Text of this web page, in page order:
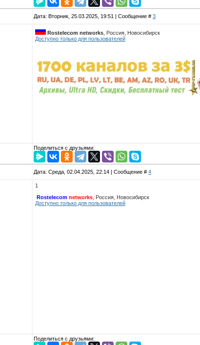
Дата: Вторник, 25.03.2025, 19:51 | Сообщение # 3
Rostelecom networks , Россия, Новосибирск
Доступно только для пользователей
Поделиться с друзьями:
Дата: Среда, 02.04.2025, 22:14 | Сообщение # 4
1
Rostelecom networks , Россия, Новосибирск
Доступно только для пользователей
Поделиться с друзьями: